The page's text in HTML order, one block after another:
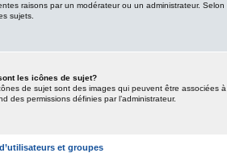
raisons par un modérateur ou un administrateur.
sujets.
les icônes de sujet?
de sujet sont des images qui peuvent être associées
des permissions définies par l’administrateur.
et groupes